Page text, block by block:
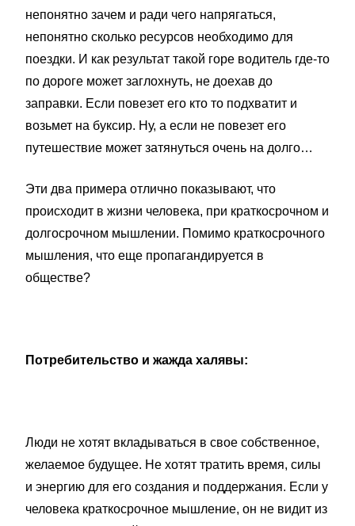
непонятно зачем и ради чего напрягаться,
непонятно сколько ресурсов необходимо для
поездки. И как результат такой горе водитель где-то
по дороге может заглохнуть, не доехав до
заправки. Если повезет его кто то подхватит и
возьмет на буксир. Ну, а если не повезет его
путешествие может затянуться очень на долго…
Эти два примера отлично показывают, что
происходит в жизни человека, при краткосрочном и
долгосрочном мышлении. Помимо краткосрочного
мышления, что еще пропагандируется в
обществе?
Потребительство и жажда халявы:
Люди не хотят вкладываться в свое собственное,
желаемое будущее. Не хотят тратить время, силы
и энергию для его создания и поддержания. Если у
человека краткосрочное мышление, он не видит из